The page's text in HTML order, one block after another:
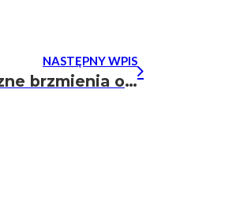
NASTĘPNY WPIS
Salvatore Pronestì i romantyczne brzmienia organów w Bazylice Jezuitów